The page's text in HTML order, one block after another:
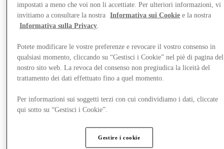
impostati a meno che voi non li accettiate. Per ulteriori informazioni, vi
invitiamo a consultare la nostra
Informativa sui Cookie e la nostra
Informativa sulla Privacy
Potete modificare le vostre preferenze e revocare il vostro consenso in
qualsiasi momento, cliccando su “Gestisci i Cookie” nel piè di pagina del
nostro sito web. La revoca del consenso non pregiudica la liceità del
trattamento dei dati effettuato fino a quel momento.
Per informazioni sui soggetti terzi con cui condividiamo i dati, cliccate
qui sotto su “Gestisci i Cookie”.
Gestire i cookie